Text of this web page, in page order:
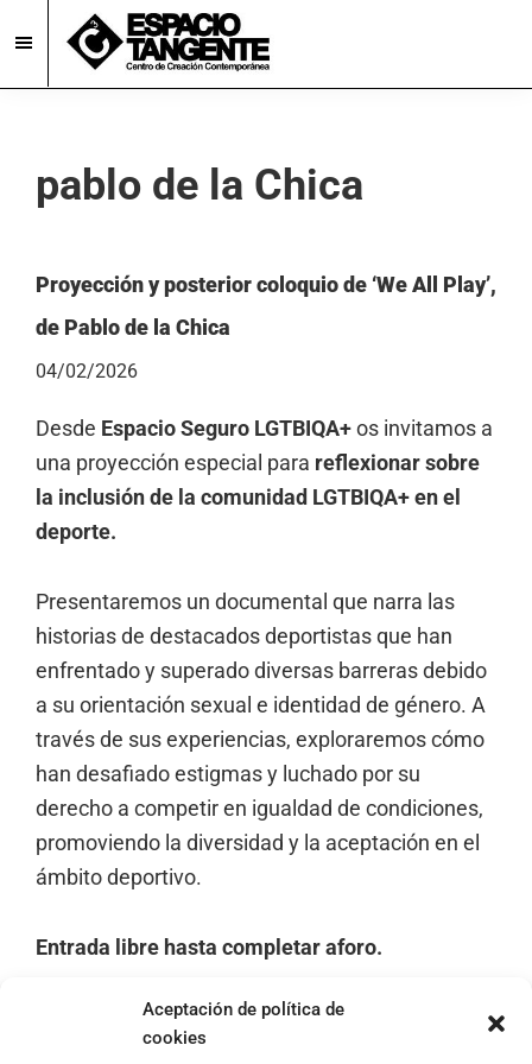
Aceptación de política de
cookies
to
main
to
footerEspacio
Creación
Contemporánea
Burgos
pablo de la Chica
Proyección y posterior coloquio de ‘We All Play’,
de Pablo de la Chica
04/02/2026
Desde Espacio Seguro LGTBIQA+os invitamos a
una proyección especial para reflexionar sobre
la inclusión de la comunidad LGTBIQA+ en el
deporte.
Presentaremos un documental que narra las
historias de destacados deportistas que han
enfrentado y superado diversas barreras debido
a su orientación sexual e identidad de género. A
través de sus experiencias, exploraremos cómo
han desafiado estigmas y luchado por su
derecho a competir en igualdad de condiciones,
promoviendo la diversidad y la aceptación en el
ámbito deportivo.
Entrada libre hasta completar aforo.